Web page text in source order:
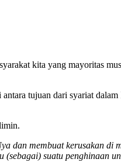
kita yang mayoritas
tujuan dari syariat
dan membuat kerusakan di
suatu penghinaan